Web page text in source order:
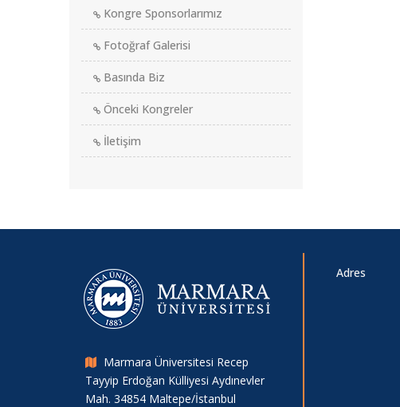
Kongre Sponsorlarımız
Fotoğraf Galerisi
Basında Biz
Önceki Kongreler
İletişim
Marmara Üniversitesi Recep
Tayyip Erdoğan Külliyesi Aydınevler
Mah. 34854 Maltepe/İstanbul
Adres